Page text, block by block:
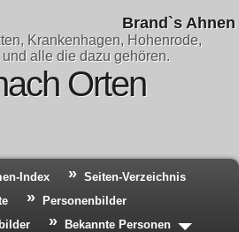
Brand`s Ahnen
Krankenhagen, Hohenrode,
alle die dazu gehören.
Orten
Index
Seiten-Verzeichnis
Personenbilder
Bekannte Personen